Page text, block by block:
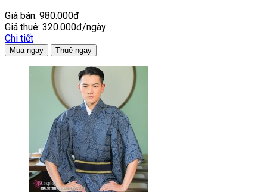
Giá bán: 980.000đ
Giá thuê: 320.000đ/ngày
Chi tiết
Mua ngay Thuê ngay